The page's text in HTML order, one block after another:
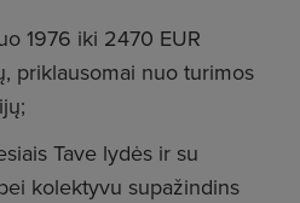
1976 iki 2470 EUR
priklausomai nuo turimos
Tave lydės ir su
kolektyvu supažindins